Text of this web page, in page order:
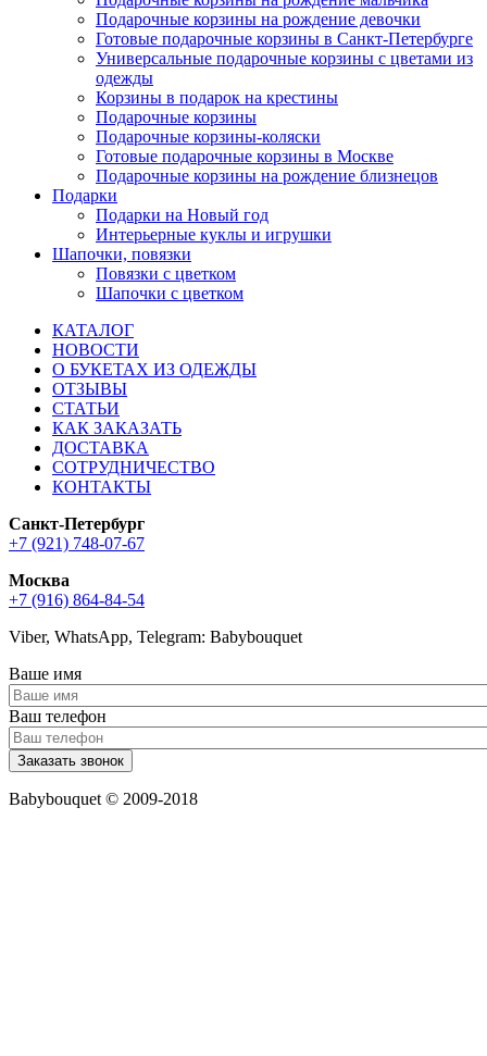
Подарочные корзины на рождение девочки
Готовые подарочные корзины в Санкт-Петербурге
Универсальные подарочные корзины с цветами из
одежды
Корзины в подарок на крестины
Подарочные корзины
Подарочные корзины-коляски
Готовые подарочные корзины в Москве
Подарочные корзины на рождение близнецов
Подарки
Подарки на Новый год
Интерьерные куклы и игрушки
Шапочки, повязки
Повязки с цветком
Шапочки с цветком
КАТАЛОГ
НОВОСТИ
О БУКЕТАХ ИЗ ОДЕЖДЫ
ОТЗЫВЫ
СТАТЬИ
КАК ЗАКАЗАТЬ
ДОСТАВКА
СОТРУДНИЧЕСТВО
КОНТАКТЫ
Санкт-Петербург
+7 (921) 748-07-67
Москва
+7 (916) 864-84-54
Viber, WhatsApp, Telegram: Babybouquet
Ваше имя
Ваш телефон
Babybouquet © 2009-2018